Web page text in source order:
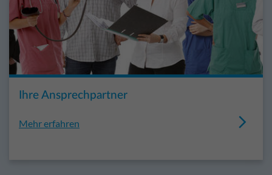
Ihre Ansprechpartner
Mehr erfahren